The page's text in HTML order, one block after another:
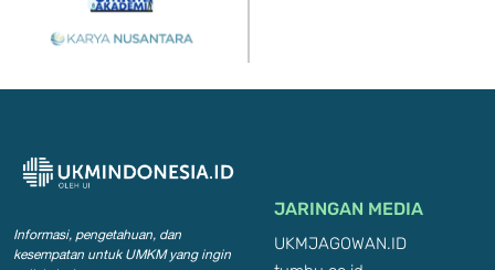
Informasi, pengetahuan, dan
kesempatan untuk UMKM yang ingin
JARINGAN MEDIA
UKMJAGOWAN.ID